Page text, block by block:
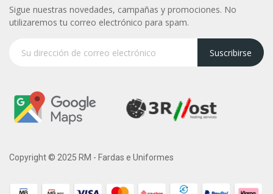
Sigue nuestras novedades, campañas y promociones. No
utilizaremos tu correo electrónico para spam.
Suscribirse
Copyright © 2025 RM - Fardas e Uniformes